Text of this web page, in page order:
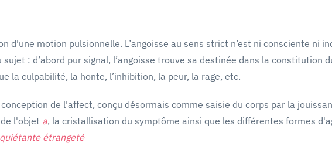
d'une motion pulsionnelle. L’angoisse au sens strict n’est ni consciente ni
: d’abord pur signal, l’angoisse trouve sa destinée dans la constitution
la culpabilité, la honte, l’inhibition, la peur, la rage, etc.
de l'affect, conçu désormais comme saisie du corps par la
l'objet a, la cristallisation du symptôme ainsi que les différentes formes
étrangeté